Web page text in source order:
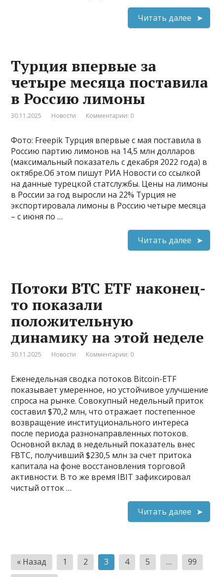
Читать далее
Турция впервые за
четыре месяца поставила
в Россию лимоны
30.11.2025 Новости Комментарии: 0
Фото: Freepik Турция впервые с мая поставила в
Россию партию лимонов на 14,5 млн долларов
(максимальный показатель с декабря 2022 года) в
октябре.Об этом пишут РИА Новости со ссылкой
на данные турецкой статслужбы. Цены на лимоны
в России за год выросли на 22% Турция не
экспортировала лимоны в Россию четыре месяца
– с июня по …
Читать далее
Потоки BTC ETF наконец-
то показали
положительную
динамику на этой неделе
30.11.2025 Новости Комментарии: 0
Еженедельная сводка потоков Bitcoin-ETF
показывает умеренное, но устойчивое улучшение
спроса на рынке. Совокупный недельный приток
составил $70,2 млн, что отражает постепенное
возвращение институционального интереса
после периода разнонаправленных потоков.
Основной вклад в недельный показатель внес
FBTC, получивший $230,5 млн за счет притока
капитала на фоне восстановления торговой
активности. В то же время IBIT зафиксировал
чистый отток …
Читать далее
Пагинация
« Назад 1 2 3 4 5 …
99